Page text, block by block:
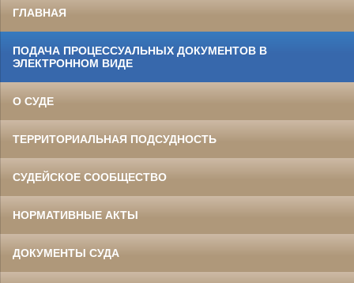
ГЛАВНАЯ
ПОДАЧА ПРОЦЕССУАЛЬНЫХ ДОКУМЕНТОВ В
ЭЛЕКТРОННОМ ВИДЕ
О СУДЕ
ТЕРРИТОРИАЛЬНАЯ ПОДСУДНОСТЬ
СУДЕЙСКОЕ СООБЩЕСТВО
НОРМАТИВНЫЕ АКТЫ
ДОКУМЕНТЫ СУДА